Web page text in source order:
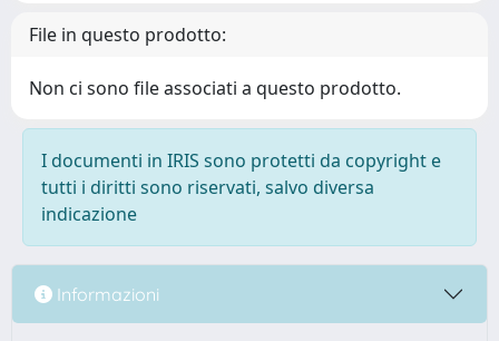
File in questo prodotto:
Non ci sono file associati a questo prodotto.
I documenti in IRIS sono protetti da copyright e
tutti i diritti sono riservati, salvo diversa
indicazione
Informazioni